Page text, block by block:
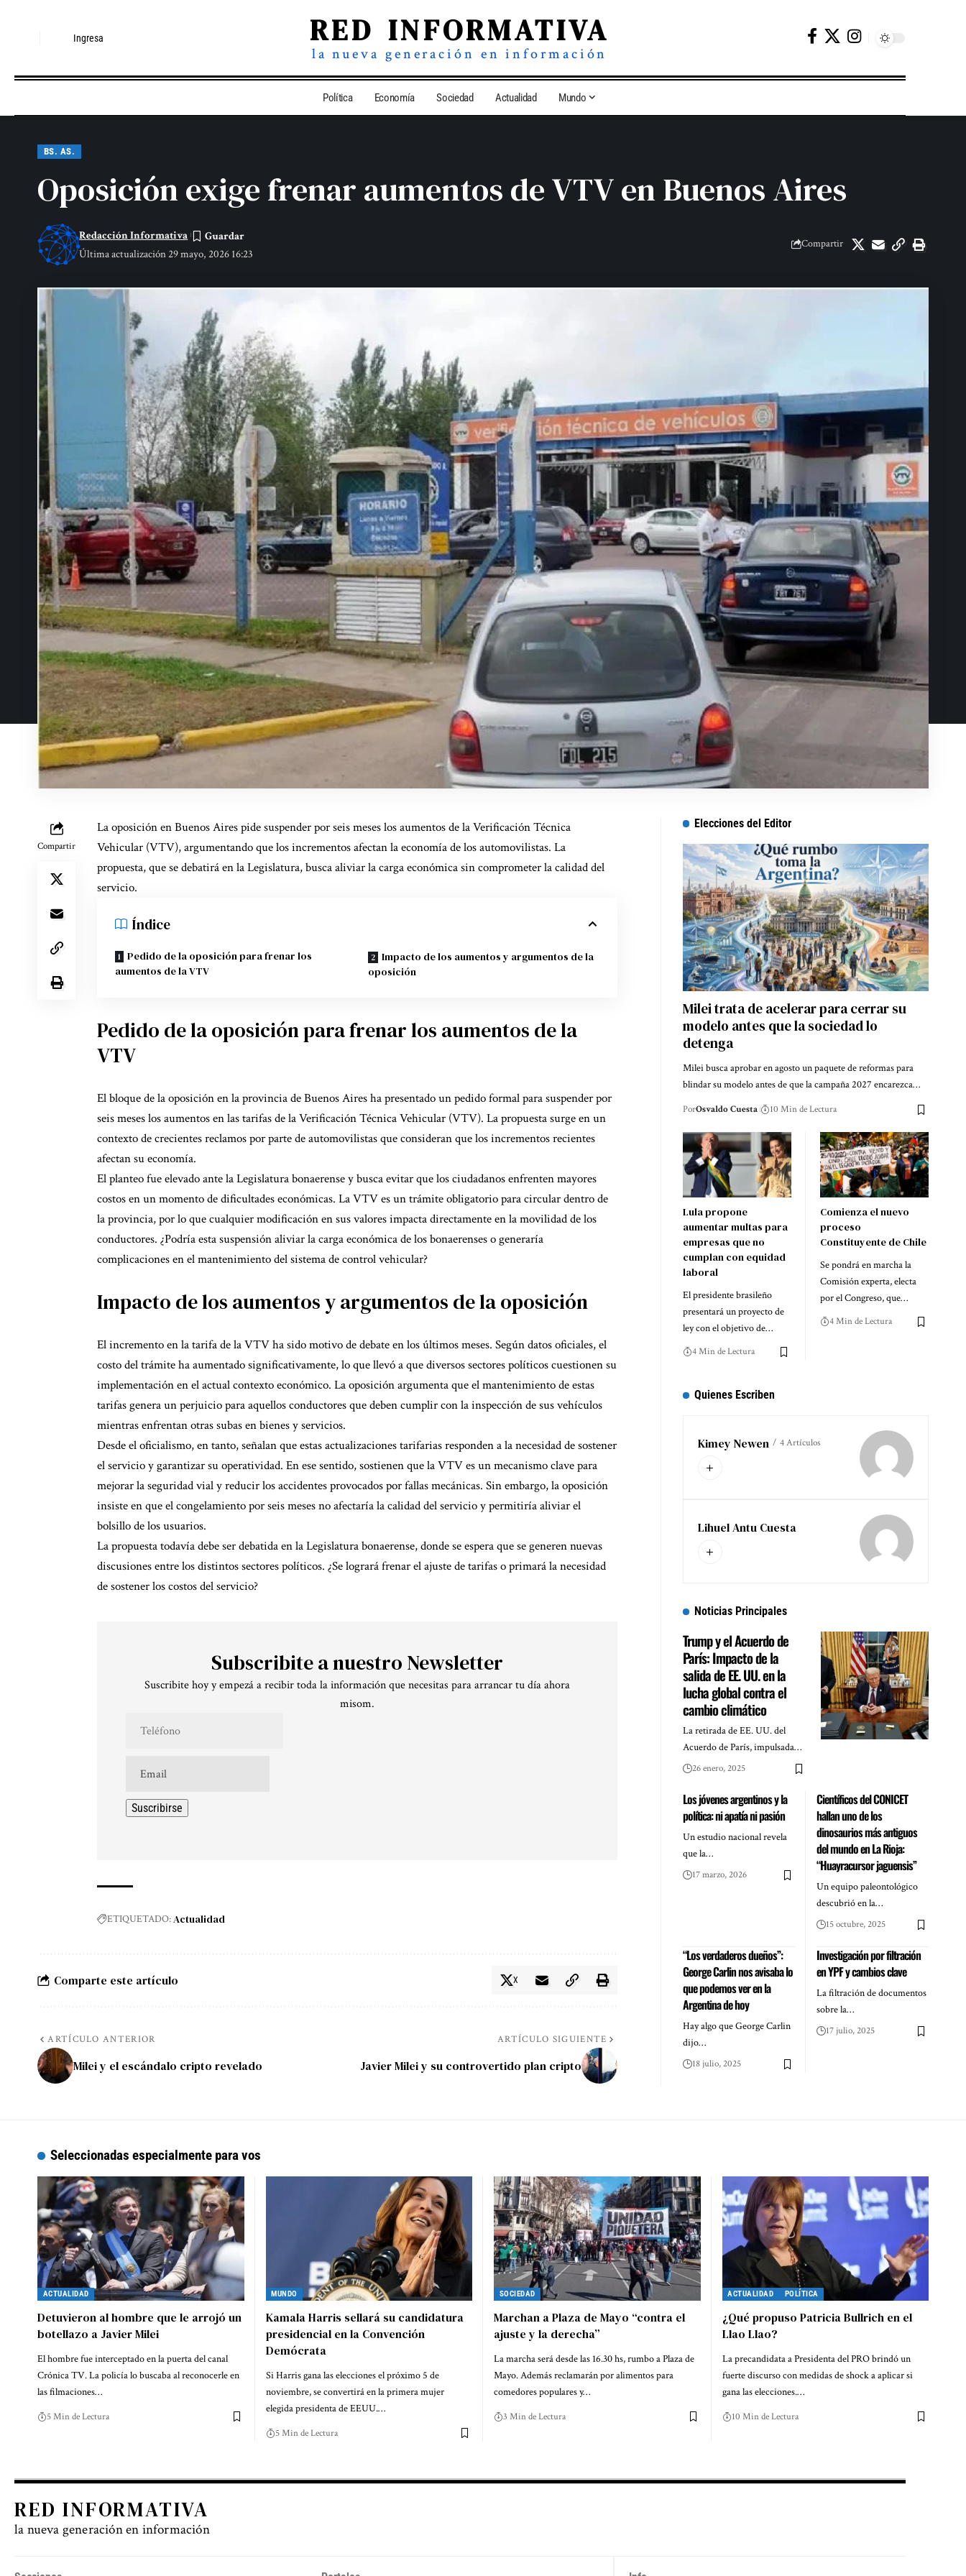
Ingresa RED INFORMATIVA
la nueva generación en información
Política Economía Sociedad Actualidad Mundo
BS. AS.
Oposición exige frenar aumentos de VTV en Buenos Aires
Última actualización 29 mayo, 2026 16:23
Redacción Informativa
Compartir
Compartir
La oposición en Buenos Aires pide suspender por seis meses los aumentos de la Verificación Técnica
Vehicular (VTV), argumentando que los incrementos afectan la economía de los automovilistas. La
propuesta, que se debatirá en la Legislatura, busca aliviar la carga económica sin comprometer la calidad del
servicio.
Índice
Pedido de la oposición para frenar los
aumentos de la VTV
Impacto de los aumentos y argumentos de la
oposición
Pedido de la oposición para frenar los aumentos de la
VTV
El bloque de la oposición en la provincia de Buenos Aires ha presentado un pedido formal para suspender por
seis meses los aumentos en las tarifas de la Verificación Técnica Vehicular (VTV). La propuesta surge en un
contexto de crecientes reclamos por parte de automovilistas que consideran que los incrementos recientes
afectan su economía.
El planteo fue elevado ante la Legislatura bonaerense y busca evitar que los ciudadanos enfrenten mayores
costos en un momento de dificultades económicas. La VTV es un trámite obligatorio para circular dentro de
la provincia, por lo que cualquier modificación en sus valores impacta directamente en la movilidad de los
conductores. ¿Podría esta suspensión aliviar la carga económica de los bonaerenses o generaría
complicaciones en el mantenimiento del sistema de control vehicular?
Impacto de los aumentos y argumentos de la oposición
El incremento en la tarifa de la VTV ha sido motivo de debate en los últimos meses. Según datos oficiales, el
costo del trámite ha aumentado significativamente, lo que llevó a que diversos sectores políticos cuestionen su
implementación en el actual contexto económico. La oposición argumenta que el mantenimiento de estas
tarifas genera un perjuicio para aquellos conductores que deben cumplir con la inspección de sus vehículos
mientras enfrentan otras subas en bienes y servicios.
Desde el oficialismo, en tanto, señalan que estas actualizaciones tarifarias responden a la necesidad de sostener
el servicio y garantizar su operatividad. En ese sentido, sostienen que la VTV es un mecanismo clave para
mejorar la seguridad vial y reducir los accidentes provocados por fallas mecánicas. Sin embargo, la oposición
insiste en que el congelamiento por seis meses no afectaría la calidad del servicio y permitiría aliviar el
bolsillo de los usuarios.
La propuesta todavía debe ser debatida en la Legislatura bonaerense, donde se espera que se generen nuevas
discusiones entre los distintos sectores políticos. ¿Se logrará frenar el ajuste de tarifas o primará la necesidad
de sostener los costos del servicio?
Subscribite a nuestro Newsletter
Suscribite hoy y empezá a recibir toda la información que necesitas para arrancar tu día ahora
misom.
ETIQUETADO:Actualidad
Comparte este artículo X
ARTÍCULO ANTERIOR
Milei y el escándalo cripto revelado
ARTÍCULO SIGUIENTE
Javier Milei y su controvertido plan cripto
Elecciones del Editor
Milei trata de acelerar para cerrar su
modelo antes que la sociedad lo
detenga
Milei busca aprobar en agosto un paquete de reformas para
blindar su modelo antes de que la campaña 2027 encarezca…
PorOsvaldo Cuesta 10 Min de Lectura
Lula propone
aumentar multas para
empresas que no
cumplan con equidad
laboral
El presidente brasileño
presentará un proyecto de
ley con el objetivo de…
4 Min de Lectura
Comienza el nuevo
proceso
Constituyente de Chile
Se pondrá en marcha la
Comisión experta, electa
por el Congreso, que…
4 Min de Lectura
Quienes Escriben
Kimey Newen 4 Artículos
Lihuel Antu Cuesta
Noticias Principales
Trump y el Acuerdo de
París: Impacto de la
salida de EE. UU. en la
lucha global contra el
cambio climático
La retirada de EE. UU. del
Acuerdo de París, impulsada…
26 enero, 2025
Los jóvenes argentinos y la
política: ni apatía ni pasión
Un estudio nacional revela
que la…
17 marzo, 2026
Científicos del CONICET
hallan uno de los
dinosaurios más antiguos
del mundo en La Rioja:
“Huayracursor jaguensis”
Un equipo paleontológico
descubrió en la…
15 octubre, 2025
“Los verdaderos dueños”:
George Carlin nos avisaba lo
que podemos ver en la
Argentina de hoy
Hay algo que George Carlin
dijo…
18 julio, 2025
Investigación por filtración
en YPF y cambios clave
La filtración de documentos
sobre la…
17 julio, 2025
Seleccionadas especialmente para vos
ACTUALIDAD
Detuvieron al hombre que le arrojó un
botellazo a Javier Milei
El hombre fue interceptado en la puerta del canal
Crónica TV. La policía lo buscaba al reconocerle en
las filmaciones…
5 Min de Lectura
MUNDO
Kamala Harris sellará su candidatura
presidencial en la Convención
Demócrata
Si Harris gana las elecciones el próximo 5 de
noviembre, se convertirá en la primera mujer
elegida presidenta de EEUU.…
5 Min de Lectura
SOCIEDAD
Marchan a Plaza de Mayo “contra el
ajuste y la derecha”
La marcha será desde las 16.30 hs, rumbo a Plaza de
Mayo. Además reclamarán por alimentos para
comedores populares y…
3 Min de Lectura
ACTUALIDAD POLÍTICA
¿Qué propuso Patricia Bullrich en el
Llao Llao?
La precandidata a Presidenta del PRO brindó un
fuerte discurso con medidas de shock a aplicar si
gana las elecciones.…
10 Min de Lectura
RED INFORMATIVA
la nueva generación en información